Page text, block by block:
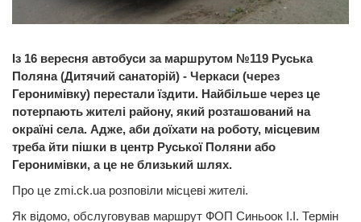
Із 16 вересня автобуси за маршрутом №119 Руська
Поляна (Дитячий санаторій) - Черкаси (через
Геронимівку) перестали їздити. Найбільше через це
потерпають жителі району, який розташований на
окраїні села. Адже, аби доїхати на роботу, місцевим
треба йти пішки в центр Руської Поляни або
Геронимівки, а це не близький шлях.
Про це zmi.ck.ua розповіли місцеві жителі.
Як відомо, обслуговував маршрут ФОП Синьоок І.І. Термін